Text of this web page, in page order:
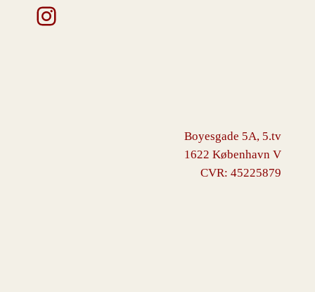
Instagram
Boyesgade 5A, 5.tv
1622 København V
CVR: 45225879